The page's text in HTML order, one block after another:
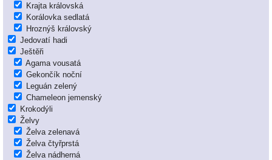
Krajta královská
Korálovka sedlatá
Hroznýš královský
Jedovatí hadi
Ještěři
Agama vousatá
Gekončík noční
Leguán zelený
Chameleon jemenský
Krokodýli
Želvy
Želva zelenavá
Želva čtyřprstá
Želva nádherná